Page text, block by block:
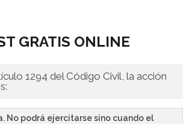
Administrativo SAS – 2025
Auxiliar Administrativo de la Junta de
GRATIS ONLINE
1294 del Código Civil, la acción
No podrá ejercitarse sino cuando el